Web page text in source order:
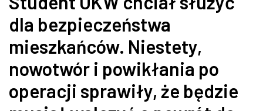
dla bezpieczeństwa
mieszkańców. Niestety,
nowotwór i powikłania po
operacji sprawiły, że będzie